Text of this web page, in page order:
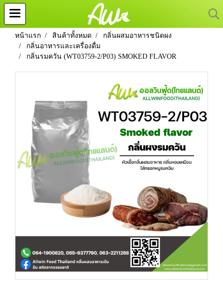
หน้าแรก สินค้าทั้งหมด
กลิ่นผสมอาหารชนิดผง
กลิ่นอาหารและเครื่องดื่ม
กลิ่นรมควัน (WT03759-2/P03) SMOKED FLAVOR